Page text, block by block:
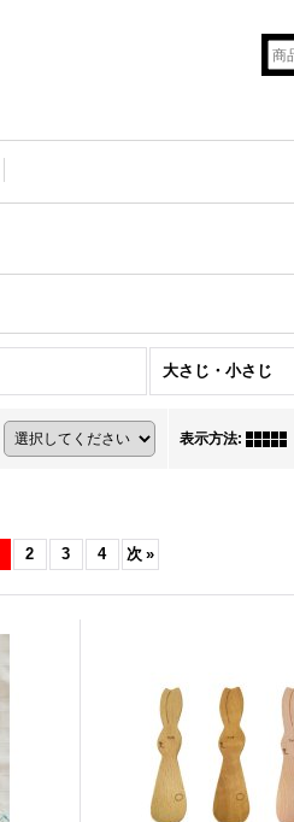
大さじ・小さじ
表示方法:
2 3 4 次 »